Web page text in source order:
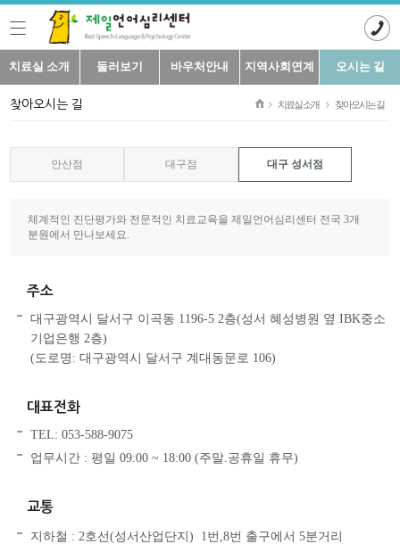
치료실 소개 둘러보기 바우처안내 지역사회연계 오시는 길
찾아오시는 길 치료실 소개 찾아오시는 길
안산점 대구점 대구 성서점
체계적인 진단평가와 전문적인 치료교육을 제일언어심리센터 전국 3개
분원에서 만나보세요.
주소
대구광역시 달서구 이곡동 1196-5 2층(성서 혜성병원 옆 IBK중소
기업은행 2층)
(도로명: 대구광역시 달서구 계대동문로 106)
대표전화
TEL: 053-588-9075
업무시간 : 평일 09:00 ~ 18:00 (주말.공휴일 휴무)
교통
지하철 : 2호선(성서산업단지) 1번,8번 출구에서 5분거리